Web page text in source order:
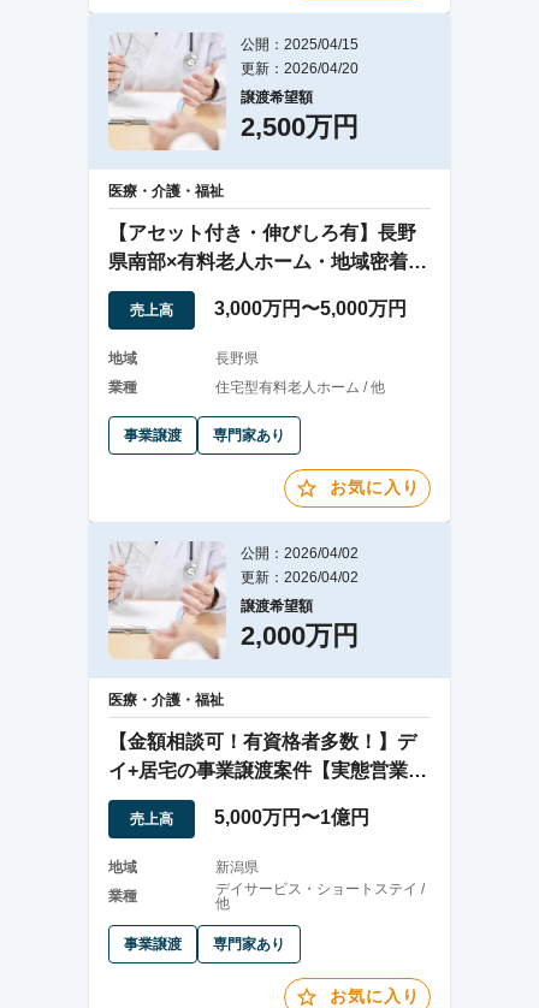
公開：2025/04/15
更新：2026/04/20
譲渡希望額
2,500万円
医療・介護・福祉
【アセット付き・伸びしろ有】長野
県南部×有料老人ホーム・地域密着型
デイの事業譲渡
売上高 3,000万円〜5,000万円
地域
長野県
業種
住宅型有料老人ホーム / 他
事業譲渡 専門家あり
お気に入り
公開：2026/04/02
更新：2026/04/02
譲渡希望額
2,000万円
医療・介護・福祉
【金額相談可！有資格者多数！】デ
イ+居宅の事業譲渡案件【実態営業利
益440万円】
売上高 5,000万円〜1億円
地域
新潟県
業種
デイサービス・ショートステイ /
他
事業譲渡 専門家あり
お気に入り